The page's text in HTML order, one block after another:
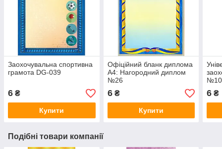
Заохочувальна спортивна
грамота DG-039
6 ₴
Купити
Офіційний бланк диплома
А4: Нагородний диплом
№26
6₴
Купити
6 ₴
Подібні товари компанії